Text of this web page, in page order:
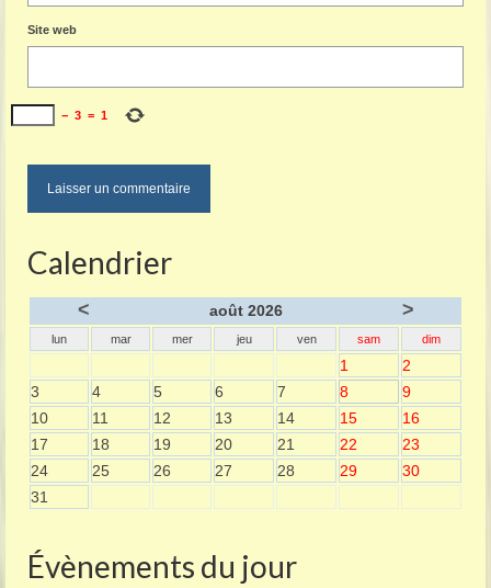
Site web
− 3 = 1
Calendrier
< août 2026 >
lun mar mer jeu ven sam dim
1
2
3
4 5 6 7 8
9
10
11 12 13 14 15
16
17
18 19 20 21 22
23
24
25 26 27 28 29
30
31
Évènements du jour